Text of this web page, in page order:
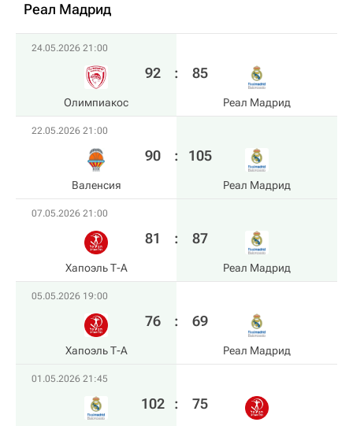
Реал Мадрид
24.05.2026 21:00
Олимпиакос
92 : 85
Реал Мадрид
22.05.2026 21:00
Валенсия
90 : 105
Реал Мадрид
07.05.2026 21:00
Хапоэль Т-А
81 : 87
Реал Мадрид
05.05.2026 19:00
Хапоэль Т-А
76 : 69
Реал Мадрид
01.05.2026 21:45
102 : 75